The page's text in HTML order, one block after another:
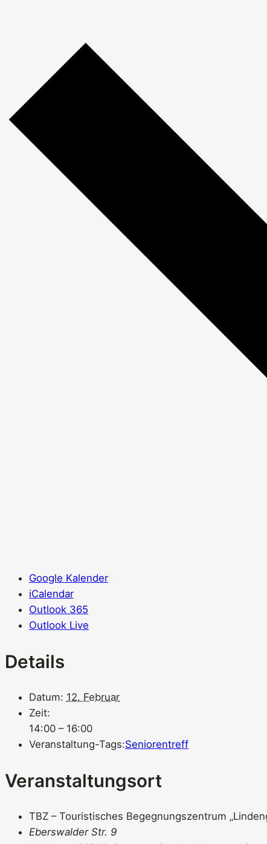
Google Kalender
iCalendar
Outlook 365
Outlook Live
Details
Datum: 12. Februar
Zeit:
14:00 – 16:00
Veranstaltung-Tags:Seniorentreff
Veranstaltungsort
TBZ – Touristisches Begegnungszentrum
Eberswalder Str. 9